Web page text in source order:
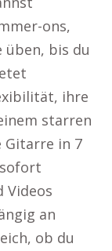
ons,
üben, bis du
ihre
starren
Gitarre in 7
Videos
an
ob du